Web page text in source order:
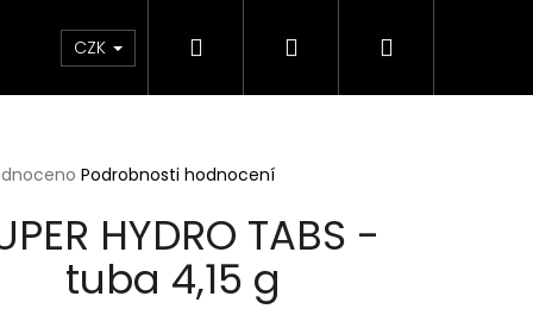
Elektrokola Kontakty Informace o
CZK Hledat PřihlášeníNákupní
Podrobnosti hodnocení
HYDRO TABS -
tuba 4,15 g